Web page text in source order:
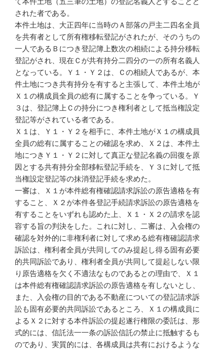
された者である。
本件土地は、大正四年に当時のＡ部落の戸主二四名全員
を共有者として所有権移転登記がされたが、そのうちの
一人であるＢにつき登記簿上数次の相続による持分移転
登記がされ、現在Ｃが共有持分二四分の一の所有名義人
となっている。Ｙ１・Ｙ２は、Ｃの相続人であるが、本
件土地につき共有持分を有すると主張して、本件土地が
Ｘ１の構成員全員の総有に属することを争っている。Ｙ
３は、登記簿上Ｃの持分につき権利者として抵当権設定
登記等がされている者である。
Ｘ１は、Ｙ１・Ｙ２を相手に、本件土地がＸ１の構成員
全員の総有に属することの確認を求め、Ｘ２は、本件土
地につきＹ１・Ｙ２に対して真正な登記名義の回復を原
因とする共有持分全部移転登記手続を、Ｙ３に対して抵
当権設定登記等の抹消登記手続を求めた。
一審は、Ｘ１が本件総有権確認請求訴訟の原告適格を有
すること、Ｘ２が本件各登記手続請求訴訟の原告適格を
有することをいずれも認めた上、Ｘ１・Ｘ２の請求を認
容する旨の判決をした。これに対し、二審は、入会権の
確認を対外的に非権利者に対して求める総有権確認請求
訴訟は、権利者全員が共同してのみ提起し得る固有必要
的共同訴訟であり、権利者全員が共同して提起しない限
り原告適格を欠く不適法なものであるとの理由で、Ｘ１
は本件総有権確認請求訴訟の原告適格を有しないとし、
また、入会権の目的である不動産についての登記請求訴
訟も固有必要的共同訴訟であるところ、Ｘ１の構成員に
よるＸ２に対する本件訴訟の提起遂行権限の委託は、形
式的には、信託法一一条の訴訟信託の禁止に抵触するも
のであり、実質的には、各構成員は共有におけるような